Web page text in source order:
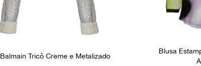
Tricô Creme e Metalizado
Blusa